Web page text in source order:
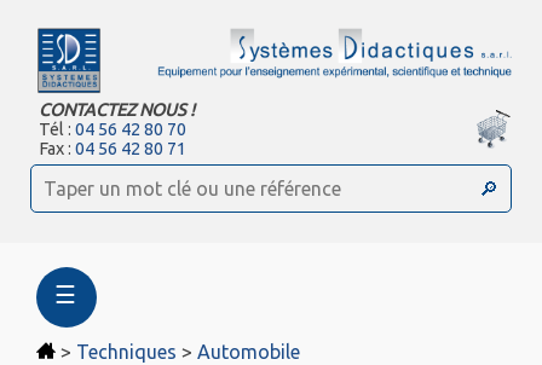
CONTACTEZ NOUS !
Tél :04 56 42 80 70
Fax :04 56 42 80 71
☰
> Techniques > Automobile